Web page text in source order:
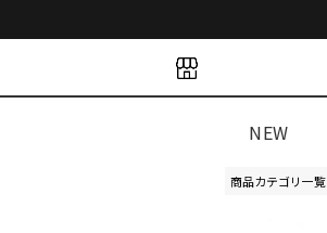
NEW
商品カテゴリ一覧